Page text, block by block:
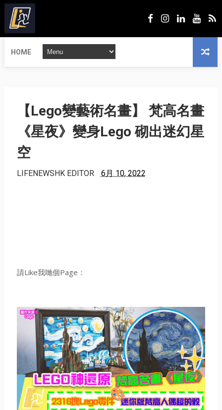
HOME
【Lego變藝術名畫】 梵高名畫
《星夜》變身Lego 砌出迷幻星
空
LIFENEWSHK EDITOR 6月 10, 2022
請Like我哋個Page：